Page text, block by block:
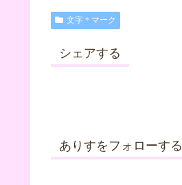
文字＊マーク
シェアする
ありすをフォローする